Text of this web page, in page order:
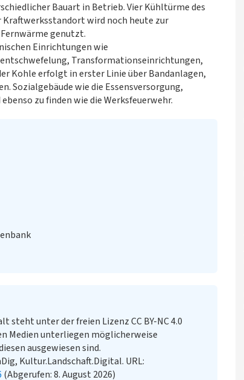
Bauart in Betrieb. Vier Kühltürme des
wird noch heute zur
genutzt.
Einrichtungen wie
Transformationseinrichtungen,
Kohle erfolgt in erster Linie über Bandanlagen,
Sozialgebäude wie die Essensversorgung,
zu finden wie die Werksfeuerwehr.
steht unter der freien Lizenz CC BY-NC 4.0
Medien unterliegen möglicherweise
ausgewiesen sind.
Kultur.Landschaft.Digital. URL:
(Abgerufen: 8. August 2026)